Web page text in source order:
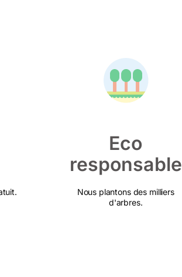
Eco
responsable
Nous plantons des milliers
d'arbres.